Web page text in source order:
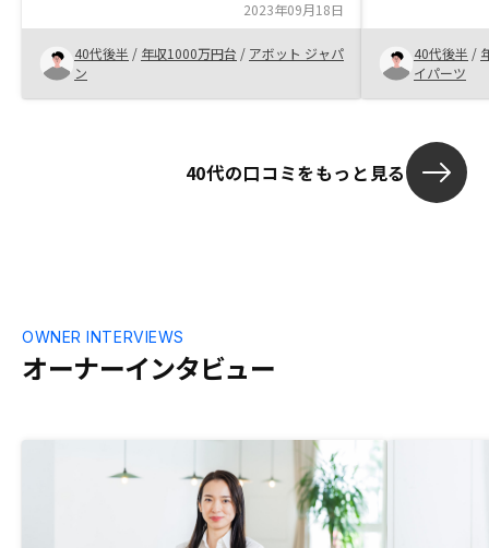
子化されていて手続き管理が圧倒的に簡
便。やはり良い物件が購入できなけば不動
産投資は成功しないのでRENOSYでの不動
産投資は他の会社に比べてお勧めしたい。
2023年09月18日
40代後半 / 年収1000万円台 / アボット ジャパ
ン
下、お資金を
意識して適度
40代後半 /
イパーツ
40代の口コミをもっと見る
オーナーインタビュー
OWNER INTERVIEWS